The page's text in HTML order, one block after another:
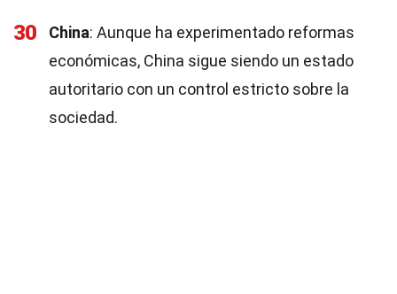
30 China: Aunque ha experimentado reformas
económicas, China sigue siendo un estado
autoritario con un control estricto sobre la
sociedad.